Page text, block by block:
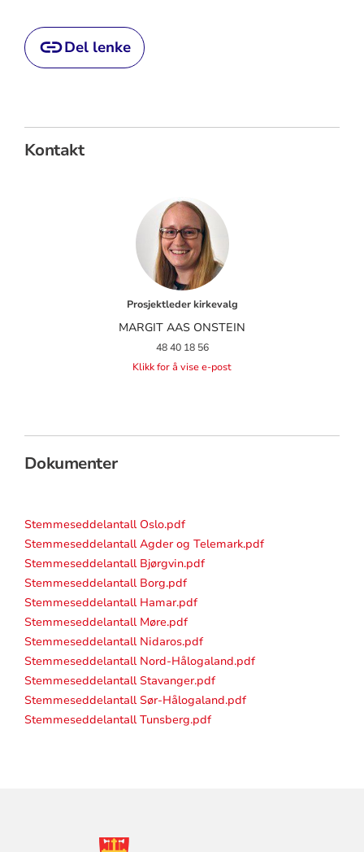
Del lenke
Kontakt
Prosjektleder kirkevalg
MARGIT AAS ONSTEIN
48 40 18 56
Klikk for å vise e-post
Dokumenter
Stemmeseddelantall Oslo.pdf
Stemmeseddelantall Agder og Telemark.pdf
Stemmeseddelantall Bjørgvin.pdf
Stemmeseddelantall Borg.pdf
Stemmeseddelantall Hamar.pdf
Stemmeseddelantall Møre.pdf
Stemmeseddelantall Nidaros.pdf
Stemmeseddelantall Nord-Hålogaland.pdf
Stemmeseddelantall Stavanger.pdf
Stemmeseddelantall Sør-Hålogaland.pdf
Stemmeseddelantall Tunsberg.pdf